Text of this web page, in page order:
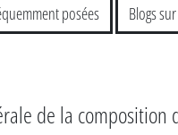
posées
Blogs
de la composition